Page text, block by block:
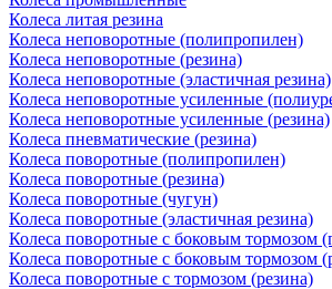
Колеса литая резина
Колеса неповоротные (полипропилен)
Колеса неповоротные (резина)
Колеса неповоротные (эластичная резина)
Колеса неповоротные усиленные
Колеса неповоротные усиленные (резина)
Колеса пневматические (резина)
Колеса поворотные (полипропилен)
Колеса поворотные (резина)
Колеса поворотные (чугун)
Колеса поворотные (эластичная резина)
Колеса поворотные c боковым тормозом
Колеса поворотные c боковым тормозом
Колеса поворотные c тормозом (резина)